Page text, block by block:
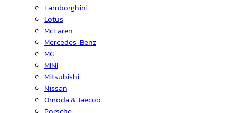
Lamborghini
Lotus
McLaren
Mercedes-Benz
MG
MINI
Mitsubishi
Nissan
Omoda & Jaecoo